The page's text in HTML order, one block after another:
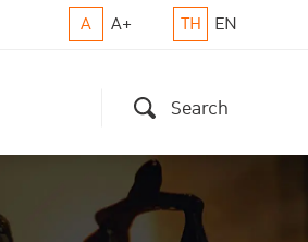
A A+ TH EN
Search